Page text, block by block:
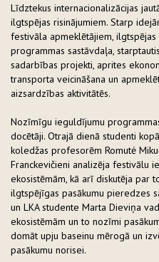
Līdztekus internacionalizācijas
ilgtspējas risinājumiem. Starp
festivāla apmeklētājiem,
programmas sastāvdaļa,
sadarbības projekti, aprites
transporta veicināšana un
aizsardzības aktivitātēs.
Nozīmīgu ieguldījumu
docētāji. Otrajā dienā studenti
koledžas profesorēm Romutė
Franckevičieni analizēja festivālu
ekosistēmām, kā arī diskutēja par
ilgtspējīgas pasākumu pieredzes
un LKA studente Marta Dieviņa
ekosistēmām un to nozīmi
domāt upju baseinu mērogā un
pasākumu norisei.